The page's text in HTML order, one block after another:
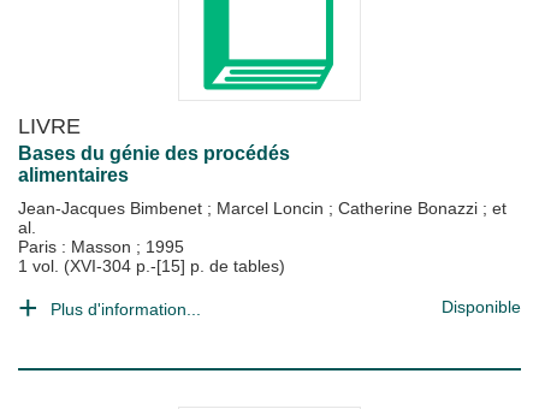
LIVRE
Bases du génie des procédés
alimentaires
Jean-Jacques Bimbenet ; Marcel Loncin ; Catherine Bonazzi ; et
al.
Paris : Masson ; 1995
1 vol. (XVI-304 p.-[15] p. de tables)
Plus d'information... Disponible